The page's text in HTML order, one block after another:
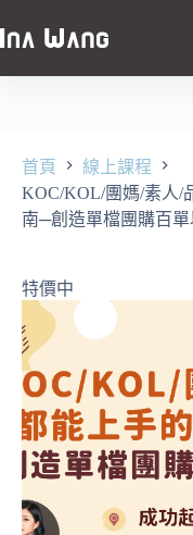
首頁
線上課程
KOC/KOL/團媽/素人/
南─創造單檔團購百
特價中